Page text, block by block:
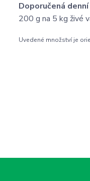
Doporučená
200 g na 5 kg živé
Uvedené množství je